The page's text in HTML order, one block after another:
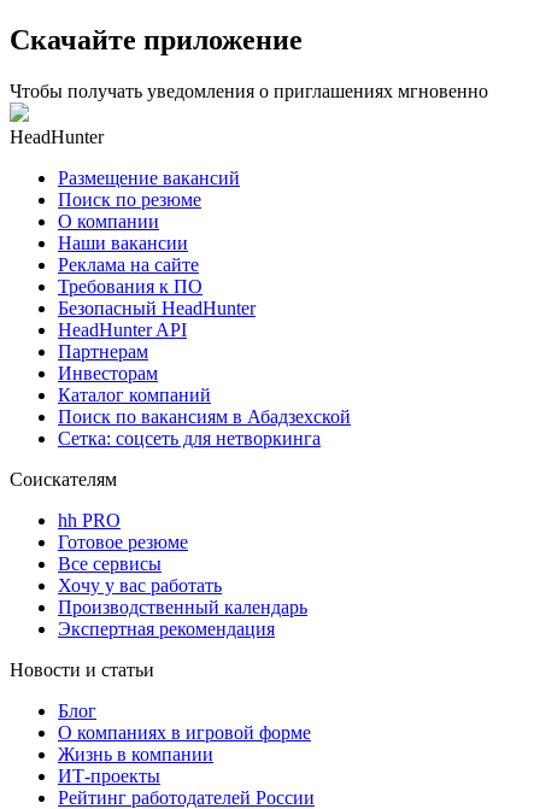
Скачайте приложение
Чтобы получать уведомления о приглашениях мгновенно
HeadHunter
Размещение вакансий
Поиск по резюме
О компании
Наши вакансии
Реклама на сайте
Требования к ПО
Безопасный HeadHunter
HeadHunter API
Партнерам
Инвесторам
Каталог компаний
Поиск по вакансиям в Абадзехской
Сетка: соцсеть для нетворкинга
Соискателям
hh PRO
Готовое резюме
Все сервисы
Хочу у вас работать
Производственный календарь
Экспертная рекомендация
Новости и статьи
Блог
О компаниях в игровой форме
Жизнь в компании
ИТ-проекты
Рейтинг работодателей России